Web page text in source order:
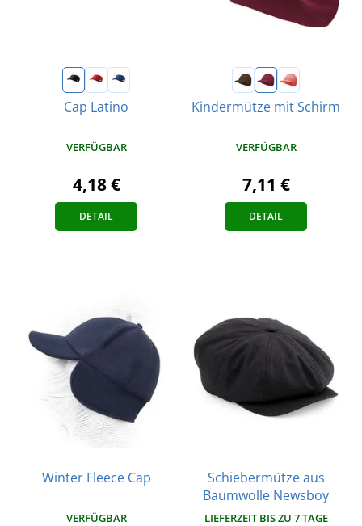
Cap Latino
VERFÜGBAR
4,18 €
DETAIL
Kindermütze mit Schirm
VERFÜGBAR
7,11 €
DETAIL
Winter Fleece Cap
VERFÜGBAR
Schiebermütze aus
Baumwolle Newsboy
LIEFERZEIT BIS ZU 7 TAGE